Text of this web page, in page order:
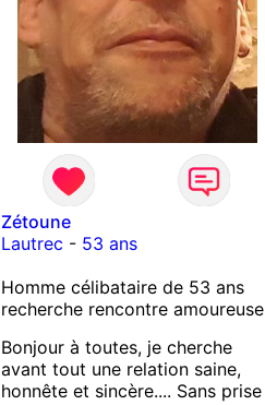
Zétoune
Lautrec - 53 ans
Homme célibataire de 53 ans
recherche rencontre amoureuse
Bonjour à toutes, je cherche
avant tout une relation saine,
honnête et sincère.... Sans prise